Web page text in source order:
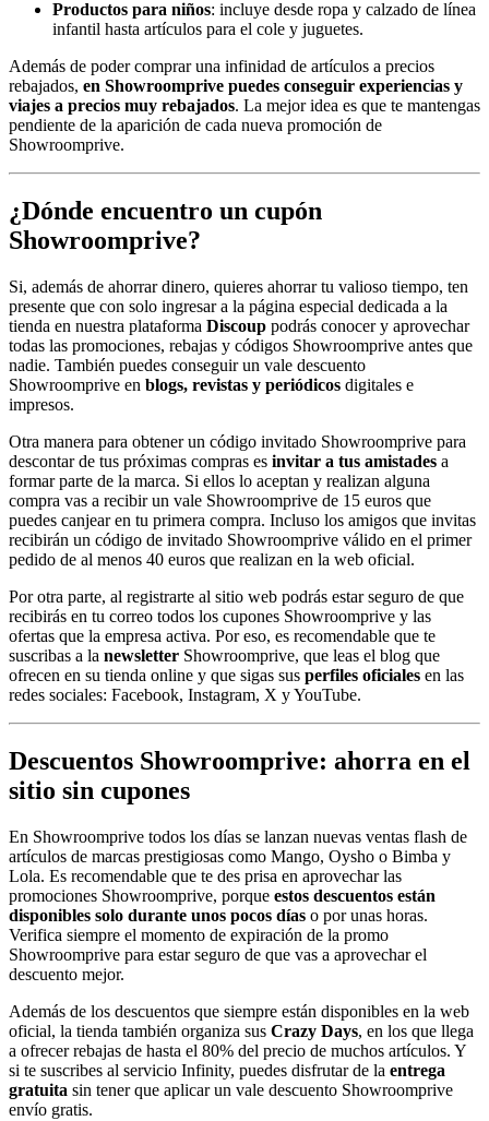
Productos para niños: incluye desde ropa y calzado de línea
infantil hasta artículos para el cole y juguetes.
Además de poder comprar una infinidad de artículos a precios
rebajados, en Showroomprive puedes conseguir experiencias y
viajes a precios muy rebajados. La mejor idea es que te mantengas
pendiente de la aparición de cada nueva promoción de
Showroomprive.
¿Dónde encuentro un cupón
Showroomprive?
Si, además de ahorrar dinero, quieres ahorrar tu valioso tiempo, ten
presente que con solo ingresar a la página especial dedicada a la
tienda en nuestra plataforma Discoup podrás conocer y aprovechar
todas las promociones, rebajas y códigos Showroomprive antes que
nadie. También puedes conseguir un vale descuento
Showroomprive en blogs, revistas y periódicos digitales e
impresos.
Otra manera para obtener un código invitado Showroomprive para
descontar de tus próximas compras es invitar a tus amistades a
formar parte de la marca. Si ellos lo aceptan y realizan alguna
compra vas a recibir un vale Showroomprive de 15 euros que
puedes canjear en tu primera compra. Incluso los amigos que invitas
recibirán un código de invitado Showroomprive válido en el primer
pedido de al menos 40 euros que realizan en la web oficial.
Por otra parte, al registrarte al sitio web podrás estar seguro de que
recibirás en tu correo todos los cupones Showroomprive y las
ofertas que la empresa activa. Por eso, es recomendable que te
suscribas a la newsletter Showroomprive, que leas el blog que
ofrecen en su tienda online y que sigas sus perfiles oficiales en las
redes sociales: Facebook, Instagram, X y YouTube.
Descuentos Showroomprive: ahorra en el
sitio sin cupones
En Showroomprive todos los días se lanzan nuevas ventas flash de
artículos de marcas prestigiosas como Mango, Oysho o Bimba y
Lola. Es recomendable que te des prisa en aprovechar las
promociones Showroomprive, porque estos descuentos están
disponibles solo durante unos pocos días o por unas horas.
Verifica siempre el momento de expiración de la promo
Showroomprive para estar seguro de que vas a aprovechar el
descuento mejor.
Además de los descuentos que siempre están disponibles en la web
oficial, la tienda también organiza sus Crazy Days, en los que llega
a ofrecer rebajas de hasta el 80% del precio de muchos artículos. Y
si te suscribes al servicio Infinity, puedes disfrutar de la entrega
gratuita sin tener que aplicar un vale descuento Showroomprive
envío gratis.